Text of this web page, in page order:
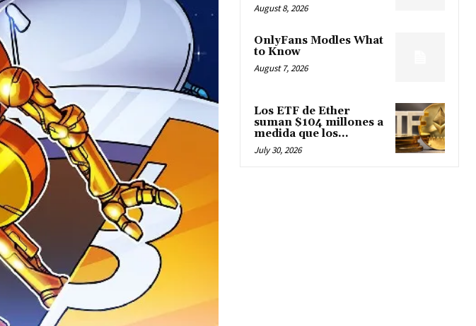
August 8, 2026
OnlyFans Modles What
to Know
August 7, 2026
Los ETF de Ether
suman $104 millones a
medida que los...
July 30, 2026